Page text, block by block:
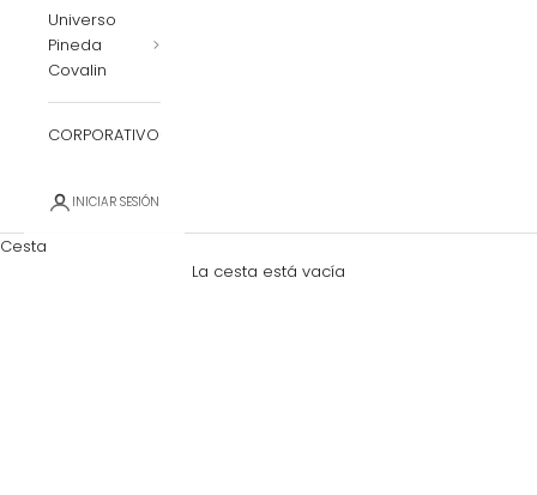
Universo
Pineda
Covalin
CORPORATIVO
INICIAR SESIÓN
Cesta
La cesta está vacía